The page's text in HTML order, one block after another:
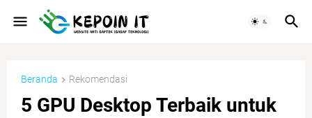
Beranda Rekomendasi
5 GPU Desktop Terbaik untuk